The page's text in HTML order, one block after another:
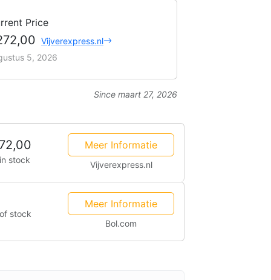
Price
Vijverexpress.nl
5, 2026
Since maart 27, 2026
in stock
Meer Informatie
Vijverexpress.nl
stock
Meer Informatie
Bol.com